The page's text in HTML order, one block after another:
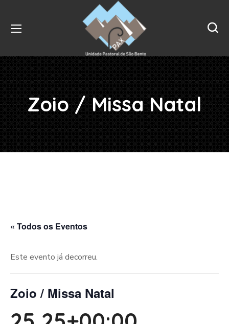
Zoio / Missa Natal
« Todos os Eventos
Este evento já decorreu.
Zoio / Missa Natal